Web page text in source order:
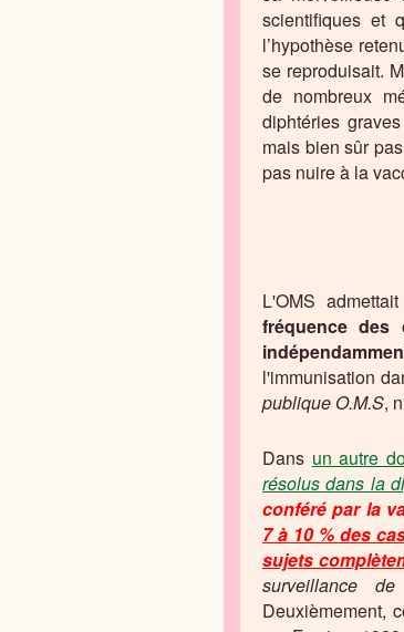
scientifiques et
l’hypothèse
se reproduisait.
de nombreux
diphtéries
mais bien sûr
pas nuire à la
L'OMS
fréquence des
l'immunisation
publique O.M.S,
Dans un autre
résolus dans la
conféré par la
7 à 10 % des
sujets
surveillance
Deuxièmement,